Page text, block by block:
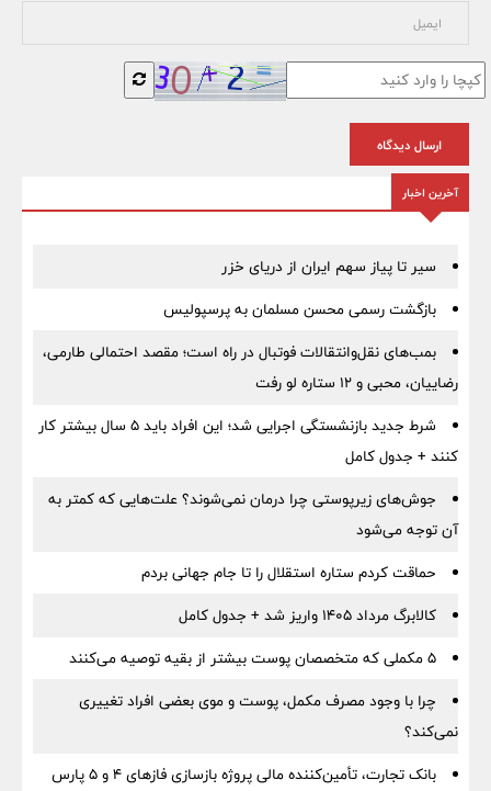
ارسال دیدگاه
آخرین اخبار
سیر تا پیاز سهم ایران از دریای خزر
بازگشت رسمی محسن مسلمان به پرسپولیس
بمب‌های نقل‌وانتقالات فوتبال در راه است؛ مقصد احتمالی طارمی،
رضاییان، محبی و ۱۲ ستاره لو رفت
شرط جدید بازنشستگی اجرایی شد؛ این افراد باید ۵ سال بیشتر کار
کنند + جدول کامل
جوش‌های زیرپوستی چرا درمان نمی‌شوند؟ علت‌هایی که کمتر به
آن توجه می‌شود
حماقت کردم ستاره استقلال را تا جام جهانی بردم
کالابرگ مرداد ۱۴۰۵ واریز شد + جدول کامل
۵ مکملی که متخصصان پوست بیشتر از بقیه توصیه می‌کنند
چرا با وجود مصرف مکمل، پوست و موی بعضی افراد تغییری
نمی‌کند؟
بانک تجارت، تأمین‌کننده مالی پروژه بازسازی فازهای ۴ و ۵ پارس